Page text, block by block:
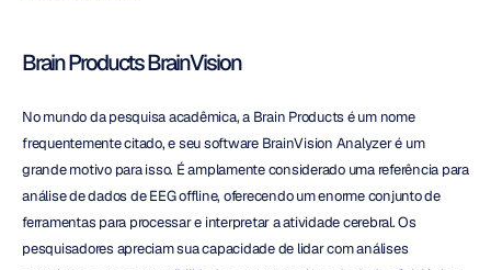
Brain Products BrainVision
No mundo da pesquisa acadêmica, a Brain Products é um nome
frequentemente citado, e seu software BrainVision Analyzer é um
grande motivo para isso. É amplamente considerado uma referência para
análise de dados de EEG offline, oferecendo um enorme conjunto de
ferramentas para processar e interpretar a atividade cerebral. Os
pesquisadores apreciam sua capacidade de lidar com análises